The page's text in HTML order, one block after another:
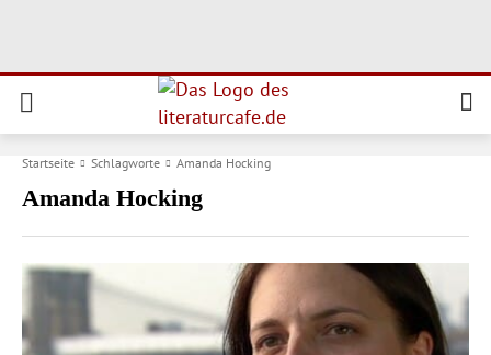
Startseite Schlagworte Amanda Hocking
Amanda Hocking